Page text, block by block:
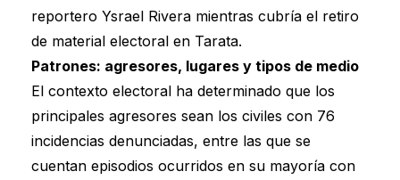
reportero Ysrael Rivera mientras cubría el retiro
de material electoral en Tarata.
Patrones: agresores, lugares y tipos de medio
El contexto electoral ha determinado que los
principales agresores sean los civiles con 76
incidencias denunciadas, entre las que se
cuentan episodios ocurridos en su mayoría con